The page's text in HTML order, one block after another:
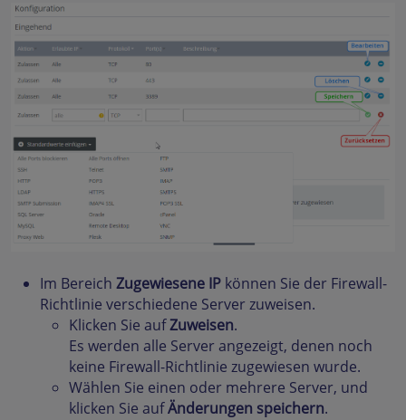
Im Bereich Zugewiesene IP können Sie der Firewall-
Richtlinie verschiedene Server zuweisen.
Klicken Sie aufZuweisen.
Es werden alle Server angezeigt, denen noch
keine Firewall-Richtlinie zugewiesen wurde.
Wählen Sie einen oder mehrere Server, und
klicken Sie aufÄnderungen speichern.